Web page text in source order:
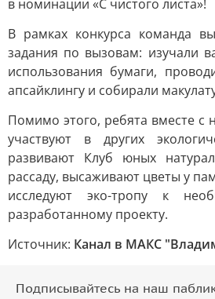
в номинации «С чистого листа»!
В рамках конкурса команда
задания по вызовам: изучали
использования бумаги,
апсайклингу и собирали
Помимо этого, ребята вместе с
участвуют в других
развивают Клуб юных
рассаду, высаживают цветы у
исследуют эко-тропу к
разработанному проекту.
Источник: Канал в МАКС
Подписывайтесь на наш